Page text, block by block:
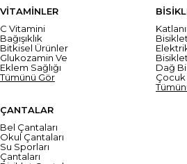
VİTAMİNLER
C Vitamini
Bağışıklık
Bitkisel Ürünler
Glukozamin Ve
Eklem Sağlığı
Tümünü Gör
Dağ
ÇANTALAR
Bel Çantaları
Okul Çantaları
Su Sporları
Çantaları